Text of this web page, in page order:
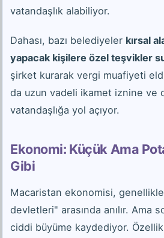
vatandaşlık alabiliyor.
Dahası, bazı belediyeler kırsal
yapacak kişilere özel teşvikler
şirket kurarak vergi muafiyeti
da uzun vadeli ikamet iznine ve
vatandaşlığa yol açıyor.
Ekonomi: Küçük Ama
Gibi
Macaristan ekonomisi, genellikle
devletleri" arasında anılır. Ama
ciddi büyüme kaydediyor.